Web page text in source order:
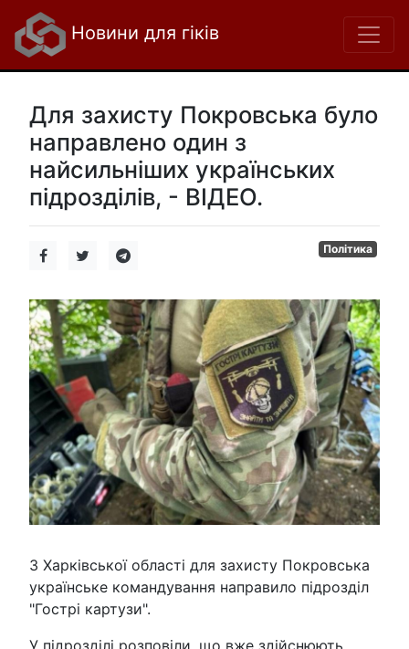
Новини для гіків
Для захисту Покровська було
направлено один з
найсильніших українських
підрозділів, - ВІДЕО.
Політика
З Харківської області для захисту Покровська
українське командування направило підрозділ
"Гострі картузи".
У підрозділі розповіли, що вже здійснюють